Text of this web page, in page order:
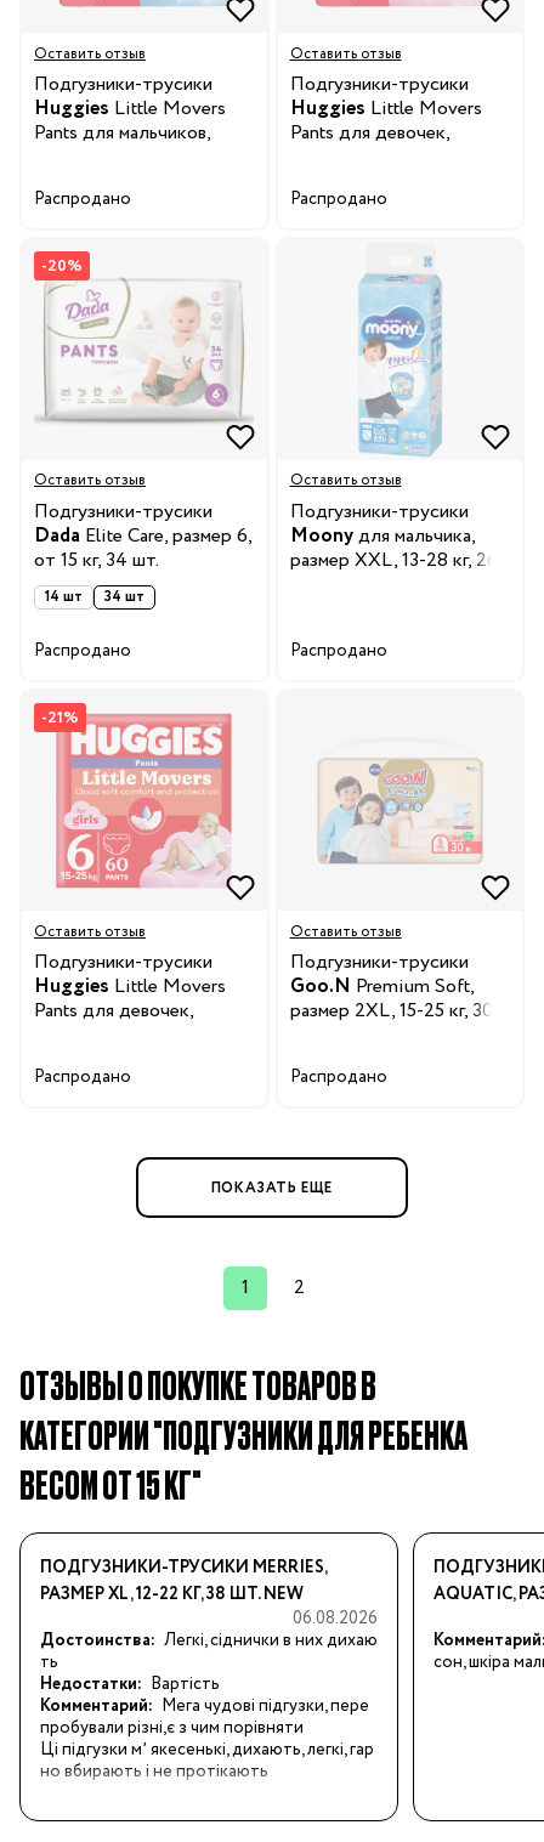
Оставить отзыв
Подгузники-трусики
Huggies Little Movers
Pants для мальчиков,
Распродано
Оставить отзыв
Подгузники-трусики
Huggies Little Movers
Pants для девочек,
Распродано
-20%
Оставить отзыв
Подгузники-трусики
Dada Elite Care, размер 6,
от 15 кг, 34 шт.
14 шт 34 шт
Распродано
Оставить отзыв
Подгузники-трусики
Moonyдля мальчика,
размер XXL, 13-28 кг, 26
Распродано
-21%
Оставить отзыв
Подгузники-трусики
Huggies Little Movers
Pants для девочек,
Распродано
Оставить отзыв
Подгузники-трусики
Goo.N Premium Soft,
размер 2XL, 15-25 кг, 30
Распродано
ПОКАЗАТЬ ЕЩЕ
1 2
ОТЗЫВЫ О ПОКУПКЕ ТОВАРОВ В
КАТЕГОРИИ "ПОДГУЗНИКИ ДЛЯ РЕБЕНКА
ВЕСОМ ОТ 15 КГ"
ПОДГУЗНИКИ-ТРУСИКИ MERRIES,
РАЗМЕР XL, 12-22 КГ, 38 ШТ. NEW
06.08.2026
Достоинства: Легкі, сіднички в них дихаю
ть
Недостатки: Вартість
Комментарий: Мега чудові підгузки, пере
пробували різні,є з чим порівняти
Ці підгузки мʼ якесенькі, дихають, легкі, гар
но вбирають і не протікають
AQUATIC,
сон, шкіра